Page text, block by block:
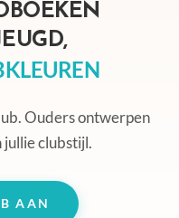
Ouders ontwerpen
jullie clubstijl.
AAN